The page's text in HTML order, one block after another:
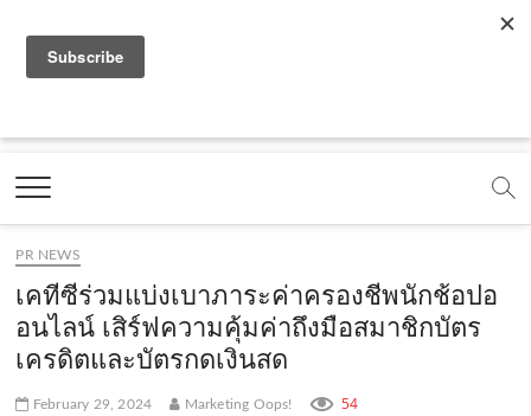
a
e
b
o
o
k
.
c
o
t
b
.
c
o
.
o
e
m
t
g
a
m
.
t
k
c
o
m
Marketing Oops!
DIGITAL | CREATIVE | ADVERTISING | CAMPAIGN |
PR NEWS
เคทีซีร่วมแบ่งเบาภาระค่าครองชีพนักช้อปอ
อนไลน์ เสิร์ฟความคุ้มค่าถึงมือสมาชิกบัตร
เครดิตและบัตรกดเงินสด
February 29, 2024 Marketing Oops! 54